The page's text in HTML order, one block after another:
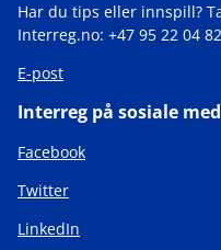
Har du tips eller innspill?
Interreg.no: +47 95 22 04 82
E-post
Interreg på sosiale
Facebook
Twitter
LinkedIn